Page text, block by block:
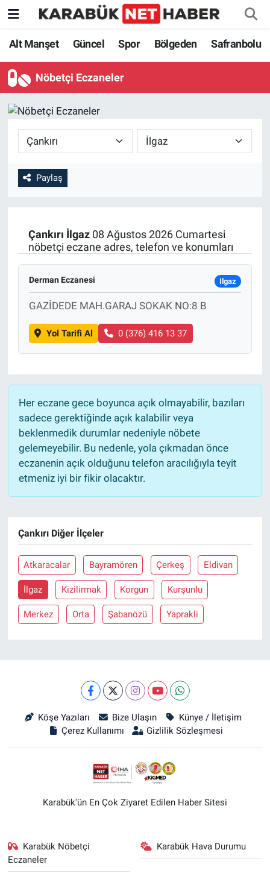
Alt Manşet Güncel Spor Bölgeden Safranbolu
Nöbetçi Eczaneler
Paylaş
Çankırı İlgaz08 Ağustos 2026 Cumartesi
nöbetçi eczane adres, telefon ve konumları
Derman Eczanesi Ilgaz
GAZİDEDE MAH.GARAJ SOKAK NO:8 B
Yol Tarifi Al 0 (376) 416 13 37
Her eczane gece boyunca açık olmayabilir, bazıları
sadece gerektiğinde açık kalabilir veya
beklenmedik durumlar nedeniyle nöbete
gelemeyebilir. Bu nedenle, yola çıkmadan önce
eczanenin açık olduğunu telefon aracılığıyla teyit
etmeniz iyi bir fikir olacaktır.
Çankırı Diğer İlçeler
Atkaracalar Bayramören Çerkeş Eldivan
İlgaz Kizilirmak Korgun Kurşunlu
Merkez Orta Şabanözü Yaprakli
Köşe Yazıları Bize Ulaşın
Künye / İletişim
Çerez Kullanımı
Gizlilik Sözleşmesi
Karabük'ün En Çok Ziyaret Edilen Haber Sitesi
Karabük Nöbetçi
Eczaneler
Karabük Hava Durumu